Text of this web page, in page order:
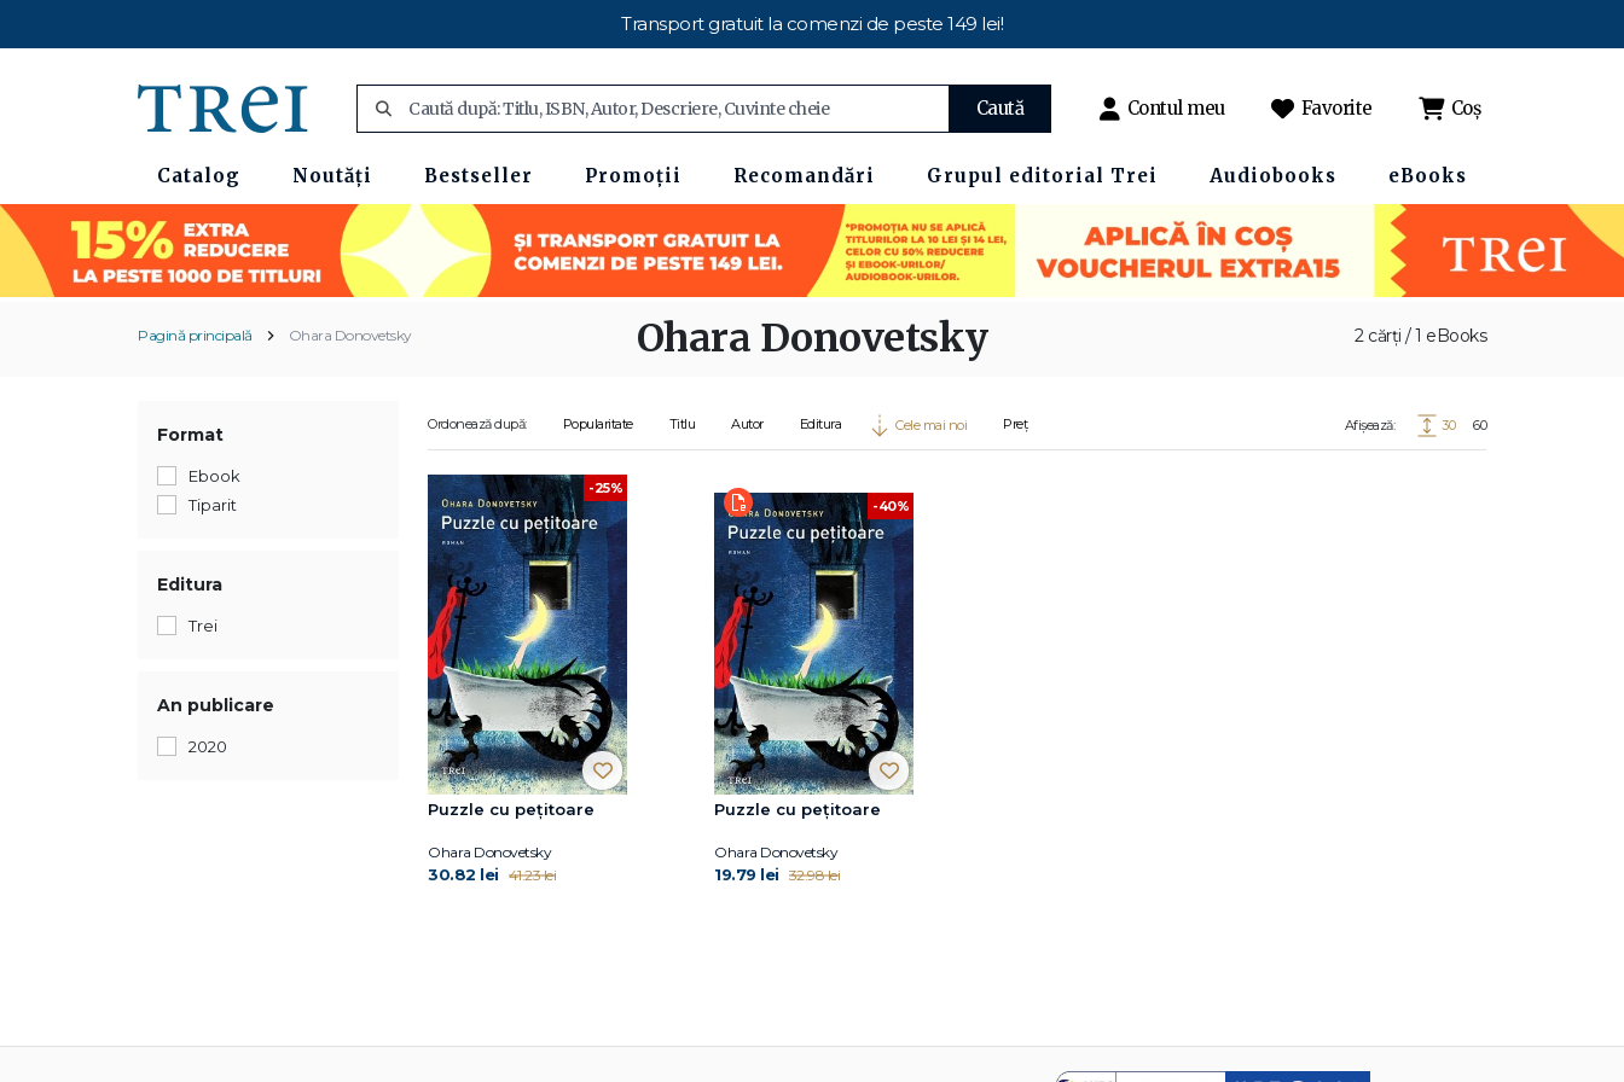
Transport gratuit la comenzi de peste 149 lei!
Caută Contul meu Favorite Coș
Catalog Noutăți Bestseller Promoții Recomandări Grupul editorial Trei Audiobooks eBooks
Pagină principală Ohara Donovetsky 2 cărți / 1 eBooks
Ohara Donovetsky
Format
Ebook
Tiparit
Editura
Trei
An publicare
2020
Ordonează după: Popularitate Titlu Autor Editura Cele mai noi Preț Afișează: 30 60
-25%
Puzzle cu pețitoare
Ohara Donovetsky
30.82 lei 41.23 lei
-40%
Puzzle cu pețitoare
Ohara Donovetsky
19.79 lei 32.98 lei